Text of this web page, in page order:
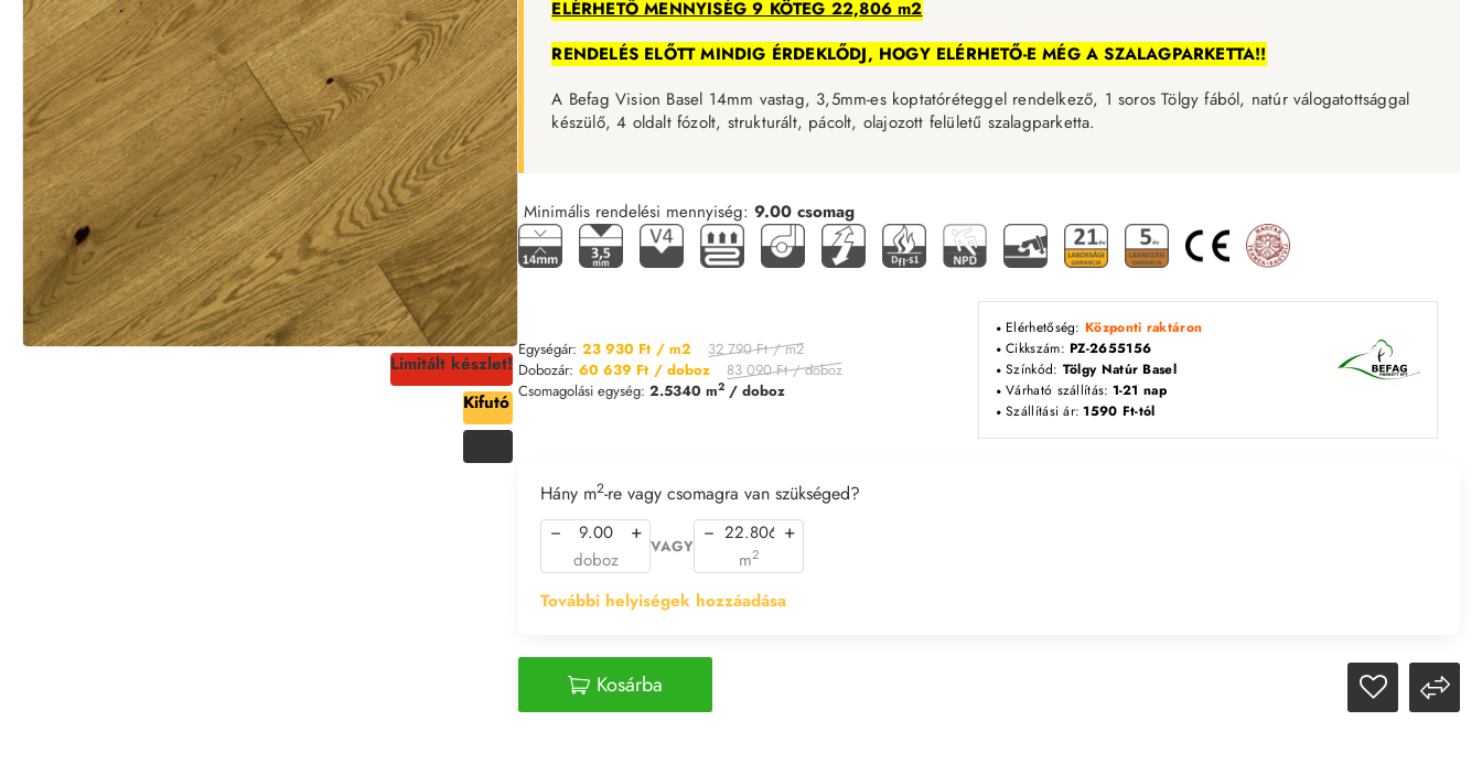
Limitált készlet!
Kifutó
-27%
ELÉRHETŐ MENNYISÉG 9 KÖTEG 22,806 m2
RENDELÉS ELŐTT MINDIG ÉRDEKLŐDJ, HOGY ELÉRHETŐ-E MÉG A SZALAGPARKETTA!!
A Befag Vision Basel 14mm vastag, 3,5mm-es koptatóréteggel rendelkező, 1 soros Tölgy fából, natúr válogatottsággal
készülő, 4 oldalt fózolt, strukturált, pácolt, olajozott felületű szalagparketta.
Egységár: 23 930 Ft / m2 32 790 Ft / m2
Dobozár: 60 639 Ft / doboz 83 090 Ft / doboz
Csomagolási egység:2.5340 m2 / doboz
Elérhetőség:Központi raktáron
Cikkszám:PZ-2655156
Színkód: Tölgy Natúr Basel
Várható szállítás: 1-21 nap
Szállítási ár: 1590 Ft-tól
További helyiségek hozzáadása
Hány m2-re vagy csomagra van szükséged?
− +
doboz
VAGY
− +
m2
Kosárba
Minimális rendelési mennyiség:9.00 csomag